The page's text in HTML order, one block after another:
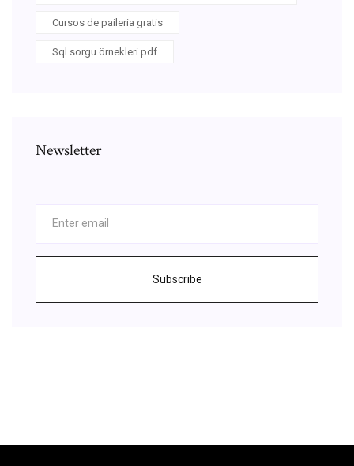
Cursos de paileria gratis
Sql sorgu örnekleri pdf
Newsletter
Subscribe